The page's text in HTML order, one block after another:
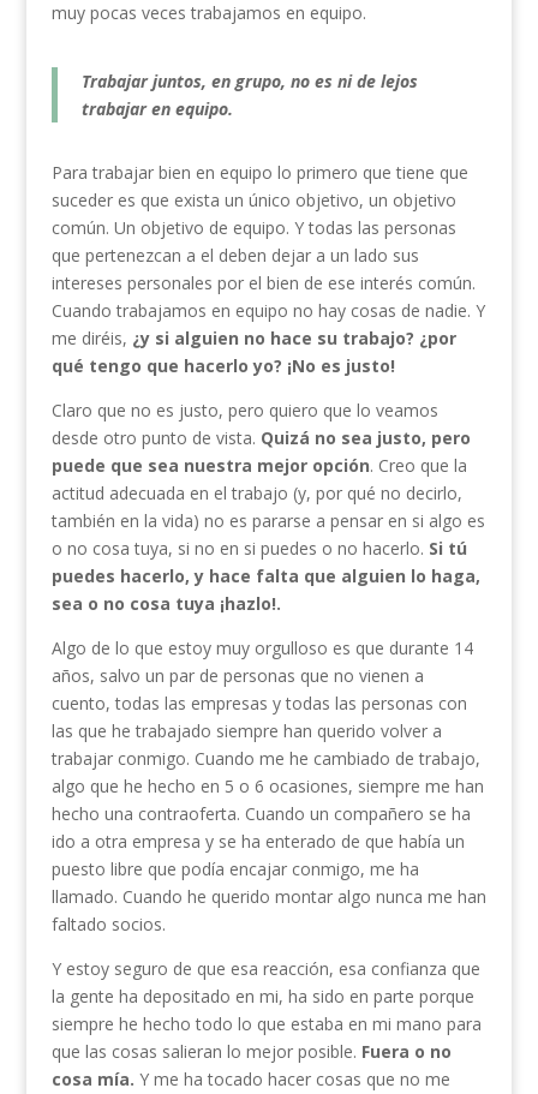
muy pocas veces trabajamos en equipo.
Trabajar juntos, en grupo, no es ni de lejos
trabajar en equipo.
Para trabajar bien en equipo lo primero que tiene que
suceder es que exista un único objetivo, un objetivo
común. Un objetivo de equipo. Y todas las personas
que pertenezcan a el deben dejar a un lado sus
intereses personales por el bien de ese interés común.
Cuando trabajamos en equipo no hay cosas de nadie. Y
me diréis, ¿y si alguien no hace su trabajo? ¿por
qué tengo que hacerlo yo? ¡No es justo!
Claro que no es justo, pero quiero que lo veamos
desde otro punto de vista. Quizá no sea justo, pero
puede que sea nuestra mejor opción. Creo que la
actitud adecuada en el trabajo (y, por qué no decirlo,
también en la vida) no es pararse a pensar en si algo es
o no cosa tuya, si no en si puedes o no hacerlo. Si tú
puedes hacerlo, y hace falta que alguien lo haga,
sea o no cosa tuya ¡hazlo!.
Algo de lo que estoy muy orgulloso es que durante 14
años, salvo un par de personas que no vienen a
cuento, todas las empresas y todas las personas con
las que he trabajado siempre han querido volver a
trabajar conmigo. Cuando me he cambiado de trabajo,
algo que he hecho en 5 o 6 ocasiones, siempre me han
hecho una contraoferta. Cuando un compañero se ha
ido a otra empresa y se ha enterado de que había un
puesto libre que podía encajar conmigo, me ha
llamado. Cuando he querido montar algo nunca me han
faltado socios.
Y estoy seguro de que esa reacción, esa confianza que
la gente ha depositado en mi, ha sido en parte porque
siempre he hecho todo lo que estaba en mi mano para
que las cosas salieran lo mejor posible. Fuera o no
cosa mía. Y me ha tocado hacer cosas que no me